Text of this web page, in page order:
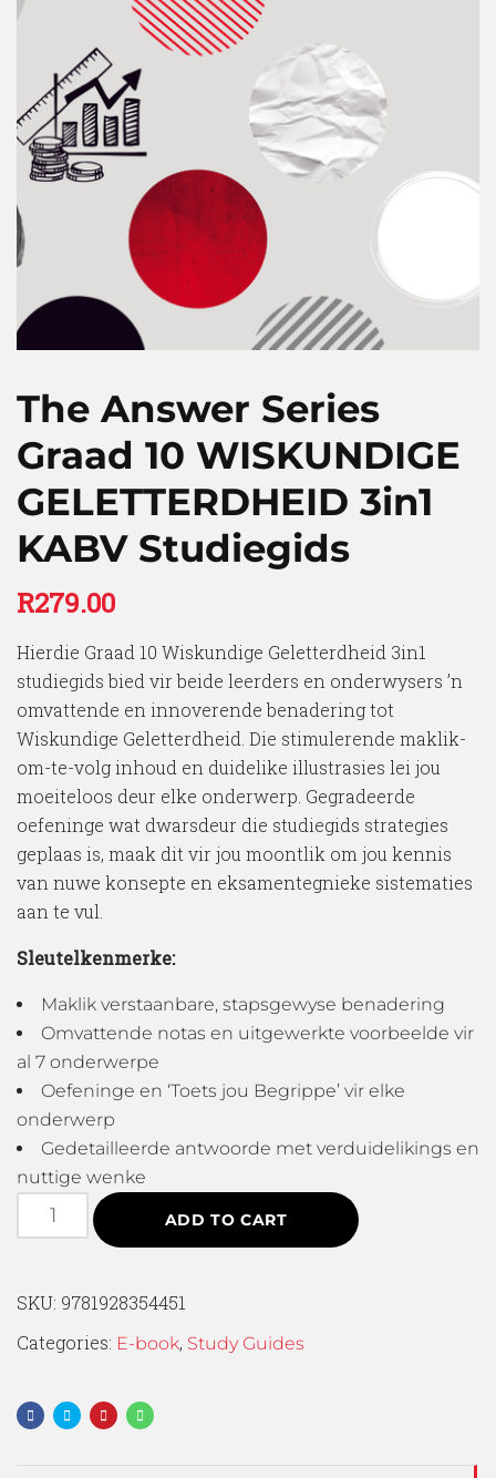
The Answer Series
Graad 10 WISKUNDIGE
GELETTERDHEID 3in1
KABV Studiegids
R279.00
Hierdie Graad 10 Wiskundige Geletterdheid 3in1
studiegids bied vir beide leerders en onderwysers ’n
omvattende en innoverende benadering tot
Wiskundige Geletterdheid. Die stimulerende maklik-
om-te-volg inhoud en duidelike illustrasies lei jou
moeiteloos deur elke onderwerp. Gegradeerde
oefeninge wat dwarsdeur die studiegids strategies
geplaas is, maak dit vir jou moontlik om jou kennis
van nuwe konsepte en eksamentegnieke sistematies
aan te vul.
Sleutelkenmerke:
Maklik verstaanbare, stapsgewyse benadering
Omvattende notas en uitgewerkte voorbeelde vir
al 7 onderwerpe
Oefeninge en ‘Toets jou Begrippe’ vir elke
onderwerp
Gedetailleerde antwoorde met verduidelikings en
nuttige wenke
ADD TO CART
SKU: 9781928354451
Categories: E-book, Study Guides